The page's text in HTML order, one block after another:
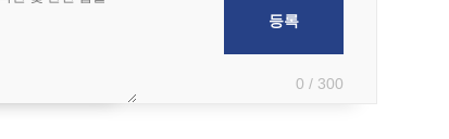
0 / 300